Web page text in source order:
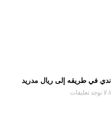
في طريقه إلى ريال مدريد
لا توجد تعليقات